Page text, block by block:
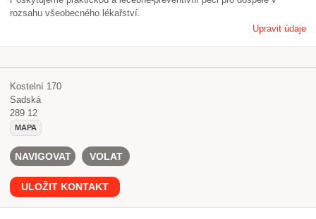
rozsahu všeobecného lékařství.
Upravit údaje
Kostelní 170
Sadská
289 12
MAPA
NAVIGOVAT VOLAT
ULOŽIT KONTAKT